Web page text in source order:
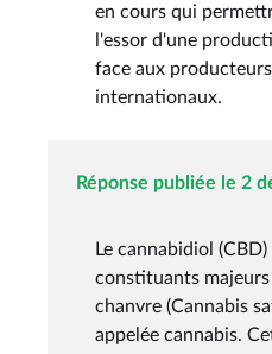
en cours qui
l'essor d'une
face aux
internationaux.
Réponse publiée le 2
Le cannabidiol
constituants
chanvre (Cannabis
appelée cannabis.